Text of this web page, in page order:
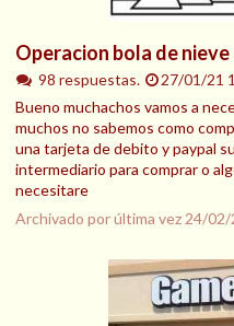
Operacion bola de nieve
98 respuestas.
27/01/21
Bueno muchachos vamos a
muchos no sabemos como
una tarjeta de debito y paypal
intermediario para comprar o
necesitare
Archivado por última vez 24/02/